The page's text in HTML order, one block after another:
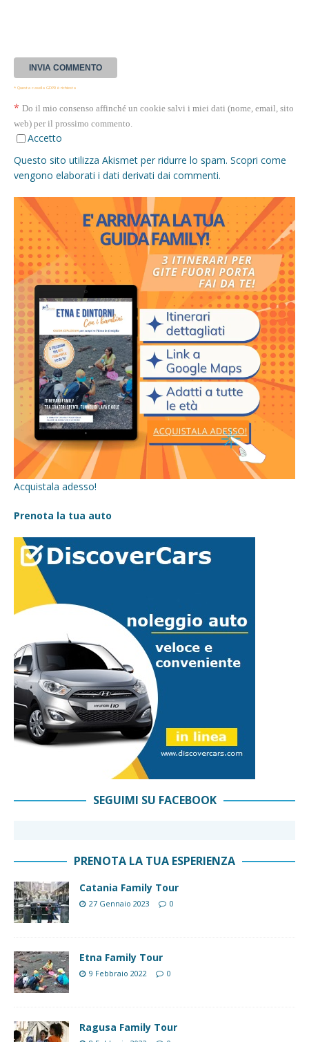
* Questa casella GDPR è richiesta
* Do il mio consenso affinché un cookie salvi i miei dati (nome, email, sito
web) per il prossimo commento.
Accetto
Questo sito utilizza Akismet per ridurre lo spam. Scopri come
vengono elaborati i dati derivati dai commenti.
Acquistala adesso!
Prenota la tua auto
SEGUIMI SU FACEBOOK
PRENOTA LA TUA ESPERIENZA
Catania Family Tour
27 Gennaio 2023 0
Etna Family Tour
9 Febbraio 2022 0
Ragusa Family Tour